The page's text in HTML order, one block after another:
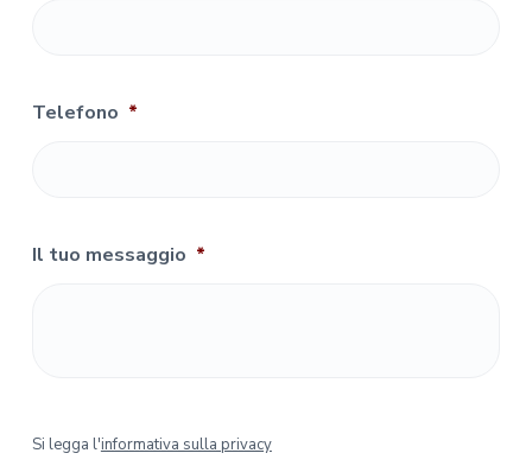
Telefono *
Il tuo messaggio *
S
Si legga l'informativa sulla privacy